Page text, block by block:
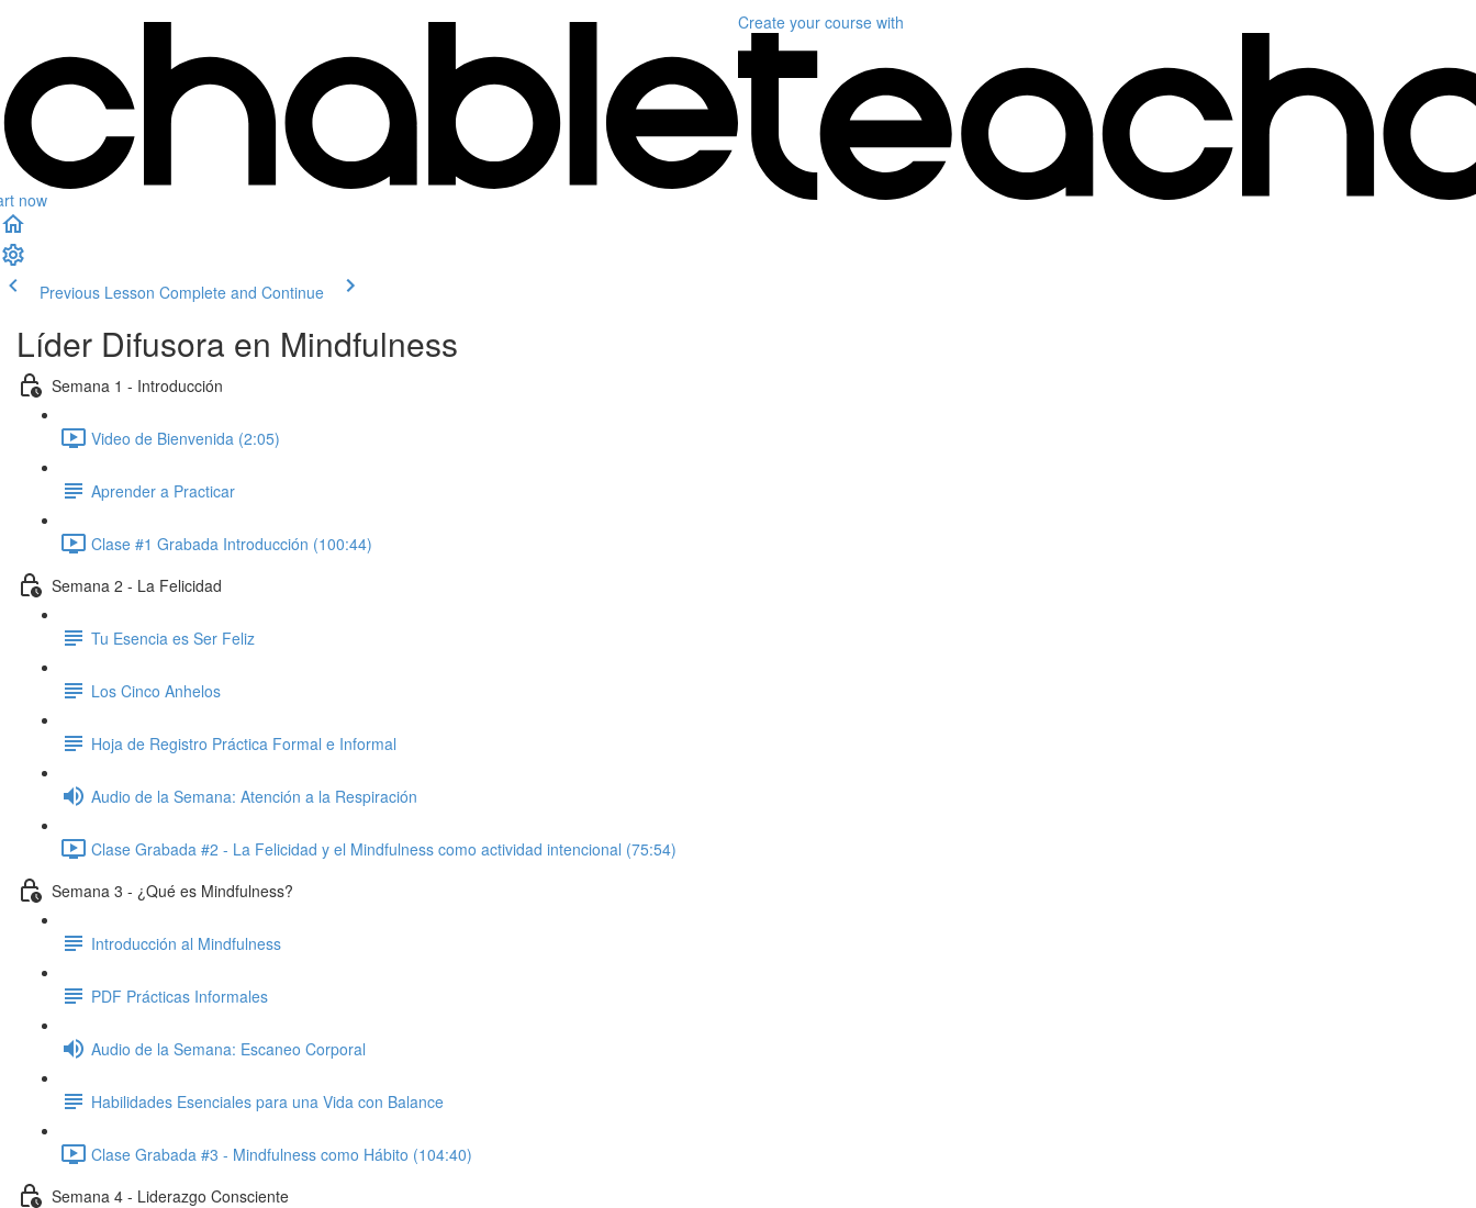
now
Create your course with
Previous Lesson Complete and Continue
Líder Difusora en Mindfulness
Semana 1 - Introducción
Video de Bienvenida (2:05)
Aprender a Practicar
Clase #1 Grabada Introducción (100:44)
Semana 2 - La Felicidad
Tu Esencia es Ser Feliz
Los Cinco Anhelos
Hoja de Registro Práctica Formal e Informal
Audio de la Semana: Atención a la Respiración
Clase Grabada #2 - La Felicidad y el Mindfulness como actividad intencional (75:54)
Semana 3 - ¿Qué es Mindfulness?
Introducción al Mindfulness
PDF Prácticas Informales
Audio de la Semana: Escaneo Corporal
Habilidades Esenciales para una Vida con Balance
Clase Grabada #3 - Mindfulness como Hábito (104:40)
Semana 4 - Liderazgo Consciente